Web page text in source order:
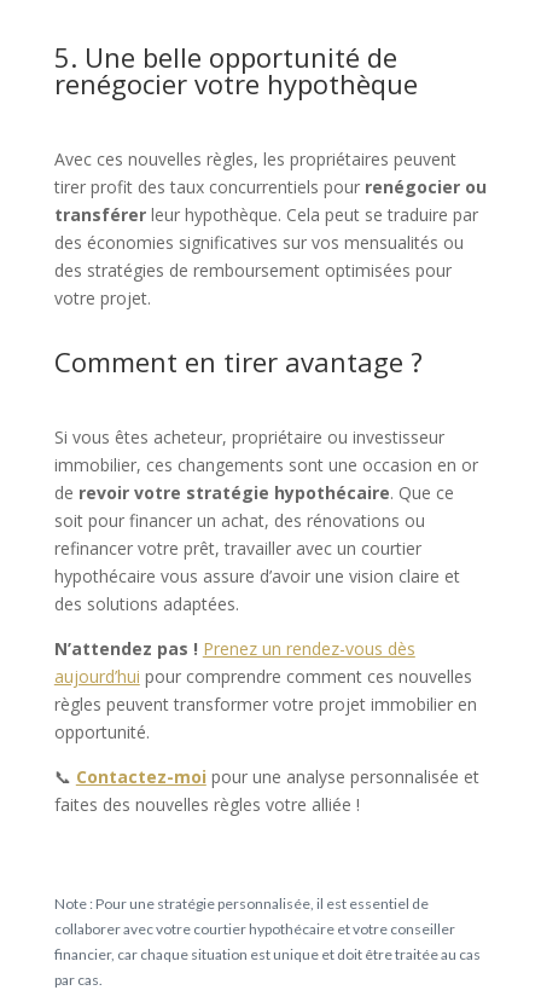
5. Une belle opportunité de
renégocier votre hypothèque
Avec ces nouvelles règles, les propriétaires peuvent
tirer profit des taux concurrentiels pour renégocier ou
transférerleur hypothèque. Cela peut se traduire par
des économies significatives sur vos mensualités ou
des stratégies de remboursement optimisées pour
votre projet.
Comment en tirer avantage ?
Si vous êtes acheteur, propriétaire ou investisseur
immobilier, ces changements sont une occasion en or
de revoir votre stratégie hypothécaire. Que ce
soit pour financer un achat, des rénovations ou
refinancer votre prêt, travailler avec un courtier
hypothécaire vous assure d’avoir une vision claire et
des solutions adaptées.
N’attendez pas ! Prenez un rendez-vous dès
aujourd’hui pour comprendre comment ces nouvelles
règles peuvent transformer votre projet immobilier en
opportunité.
📞 Contactez-moi pour une analyse personnalisée et
faites des nouvelles règles votre alliée !
Note : Pour une stratégie personnalisée, il est essentiel de
collaborer avec votre courtier hypothécaire et votre conseiller
financier, car chaque situation est unique et doit être traitée au cas
par cas.